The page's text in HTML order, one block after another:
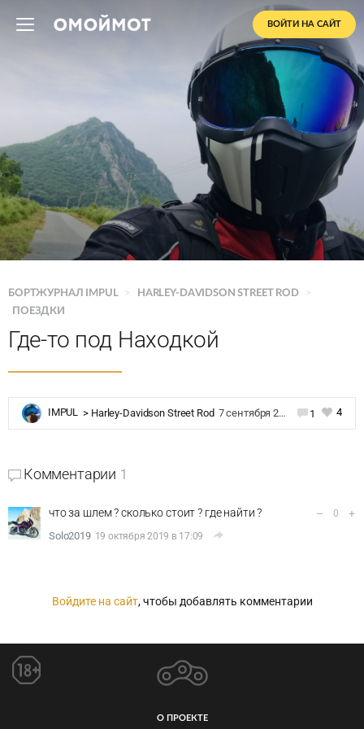
ВОЙТИ НА САЙТ
БОРТЖУРНАЛ IMPUL > HARLEY-DAVIDSON STREET ROD
>
ПОЕЗДКИ
Где-то под Находкой
IMPUL > Harley-Davidson Street Rod 7 сентября 2019 в 11:36 1 4
Комментарии 1
что за шлем ? сколько стоит ? где найти ?
Solo2019 19 октября 2019 в 17:09
– 0 +
Войдите на сайт, чтобы добавлять комментарии
О ПРОЕКТЕ